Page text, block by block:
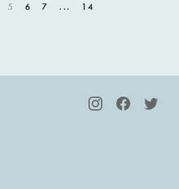
5 6 7 ... 14